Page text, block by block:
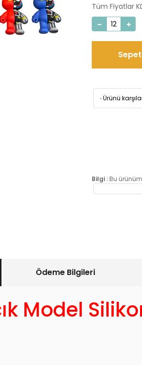
Tüm Fiyatlar
·Ürünü
Bilgi : Bu
Ödeme Bilgileri
Model